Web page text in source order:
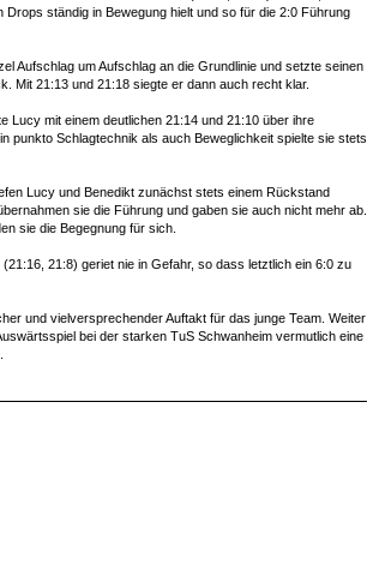
ständig in Bewegung hielt und so für die 2:0 Führung
Aufschlag um Aufschlag an die Grundlinie und setzte seinen
Mit 21:13 und 21:18 siegte er dann auch recht klar.
Lucy mit einem deutlichen 21:14 und 21:10 über ihre
punkto Schlagtechnik als auch Beweglichkeit spielte sie stets
Lucy und Benedikt zunächst stets einem Rückstand
sie die Führung und gaben sie auch nicht mehr ab.
sie die Begegnung für sich.
21:8) geriet nie in Gefahr, so dass letztlich ein 6:0 zu
und vielversprechender Auftakt für das junge Team. Weiter
bei der starken TuS Schwanheim vermutlich eine